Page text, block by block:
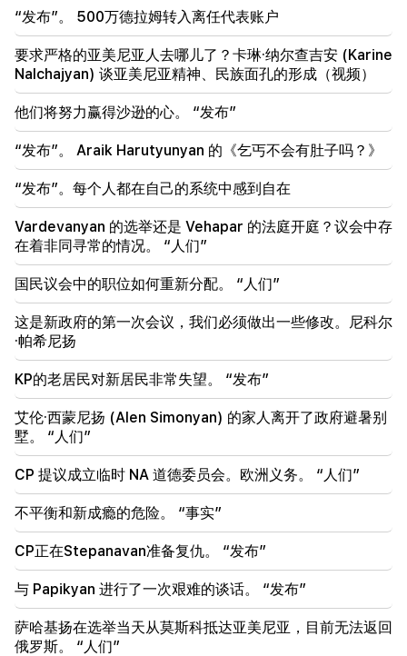
22:50
反对派的处境并不令人羡慕。在他们面前的是经验丰富
的煽动者（视频）
21:56
“重罪犯想要从医院买一个甜甜圈。” Gor Hakobyan
亲手为儿子制作甜甜圈（视频）
21:19
塔斯社：美国特使未来10天内可能访问基辅和莫斯科
20:57
影响者因政治广告将被罚款 5,000 美元
20:38
你是谁，居然用泳池的名字来称呼天主教徒？阿玛利亚
（视频）
20:20
钱会像河流一样流动。这三个生肖八月下旬发财
“发布”。 500万德拉姆转入离任代表账户
要求严格的亚美尼亚人去哪儿了？卡琳·纳尔查吉安 (Karine
Nalchajyan) 谈亚美尼亚精神、民族面孔的形成（视频）
他们将努力赢得沙逊的心。 “发布”
“发布”。 Araik Harutyunyan 的《乞丐不会有肚子吗？》
“发布”。每个人都在自己的系统中感到自在
Vardevanyan 的选举还是 Vehapar 的法庭开庭？议会中存
在着非同寻常的情况。 “人们”
国民议会中的职位如何重新分配。 “人们”
这是新政府的第一次会议，我们必须做出一些修改。尼科尔
·帕希尼扬
KP的老居民对新居民非常失望。 “发布”
艾伦·西蒙尼扬 (Alen Simonyan) 的家人离开了政府避暑别
墅。 “人们”
CP 提议成立临时 NA 道德委员会。欧洲义务。 “人们”
不平衡和新成瘾的危险。 “事实”
CP正在Stepanavan准备复仇。 “发布”
与 Papikyan 进行了一次艰难的谈话。 “发布”
萨哈基扬在选举当天从莫斯科抵达亚美尼亚，目前无法返回
俄罗斯。 “人们”